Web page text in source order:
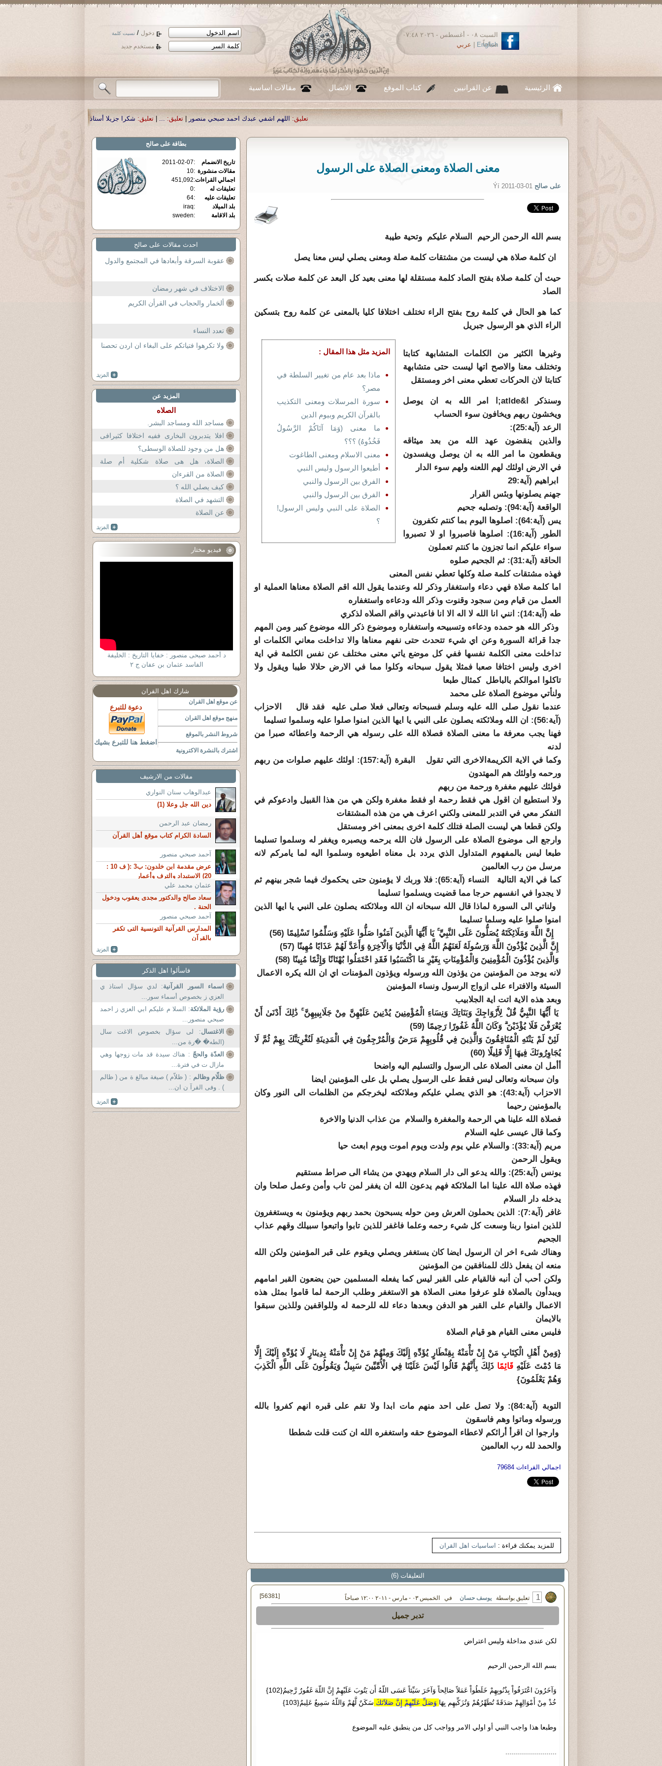
دخول / نسيت كلمة
مستخدم جديد
السبت ٠٨ - أغسطس - ٢٠٢٦ ٠٧:٤٨
صباحاً
English عربي
الرئيسية عن القرانيين كتاب الموقع الاتصال مقالات اساسية
اللهم اشفي عبدك احمد صبحي منصور|تعليق: ...
|تعليق: شكرا جزيلا أستاذ حمد الحمد .أكرمكم الله .|تعليق:
معنى الصلاة ومعنى الصلاة على الرسول
على صالح Ýí 2011-03-01
بسم الله الرحمن الرحيم السلام عليكم وتحية طيبة
ان كلمة صلاة هي ليست من مشتقات كلمة صلة ومعنى يصلي ليس معنا يصل
حيث أن كلمة صلاة بفتح الصاد كلمة مستقلة لها معنى بعيد كل البعد عن كلمة صلات بكسر
الصاد
كما هو الحال في كلمة روح بفتح الراء تختلف اختلافا كليا بالمعنى عن كلمة روح بتسكين
الراء الذي هو الرسول جبريل
المزيد مثل هذا المقال :
ماذا بعد عام من تغيير السلطة في
مصر؟
سورة المرسلات ومعنى التكذيب
بالقرآن الكريم وبيوم الدين
ما معنى (وَمَا آتَاكُمْ الرَّسُولُ
فَخُذُوهُ) ؟؟؟
معنى الاسلام ومعنى الطاغوت
أطيعوا الرسول وليس النبي
الفرق بين الرسول والنبي
الفرق بين الرسول والنبي
الصلاة على النبي وليس الرسول!
؟
وغيرها الكثير من الكلمات المتشابهة كتابتا
وتختلف معنا والاصح اتها ليست حتى متشابهة
كتابتا لان الحركات تعطي معنى اخر ومستقل
وسنذكر ا&atlde;ا امر الله به ان يوصل
ويخشون ربهم ويخافون سوء الحساب
الرعد (آية:25):
والذين ينقضون عهد الله من بعد ميثاقه
ويقطعون ما امر الله به ان يوصل ويفسدون
في الارض اولئك لهم اللعنه ولهم سوء الدار
ابراهيم (آية:29
جهنم يصلونها وبئس القرار
الواقعة (آية:94): وتصليه جحيم
يس (آية:64): اصلوها اليوم بما كنتم تكفرون
الطور (آية:16): اصلوها فاصبروا او لا تصبروا
سواء عليكم انما تجزون ما كنتم تعملون
الحاقة (آية:31): ثم الجحيم صلوه
فهذه مشتقات كلمة صلة وكلها تعطي نفس المعنى
اما كلمة صلاة فهي دعاء واستغفار وذكر لله وعندما يقول الله اقم الصلاة معناها العملية او
العمل من قيام ومن سجود وقنوت وذكر الله ودعاءه واستغفاره
طه (آية:14): انني انا الله لا اله الا انا فاعبدني واقم الصلاه لذكري
وذكر الله هو حمده ودعاءه وتسبيحه واستغفاره وموضوع ذكر الله موضوع كبير ومن المهم
جدا قرائة السورة وعن اي شيء تتحدث حتى نفهم معناها والا تداخلت معاني الكلمات او
تداخلت معنى الكلمة نفسها ففي كل موضع ياتي معنى مختلف عن نفس الكلمة في اية
اخرى وليس اختافا صعبا فمثلا يقول سبحانه وكلوا مما في الارض حلالا طيبا ويقول ولا
تاكلوا اموالكم بالباطل كمثال طبعا
ولنأتي موضوع الصلاة على محمد
عندما نقول صلى الله عليه وسلم فسبحانه وتعالى فعلا صلى عليه فقد قال الاحزاب
(آية:56): ان الله وملائكته يصلون على النبي يا ايها الذين امنوا صلوا عليه وسلموا تسليما
فهنا يجب معرفة ما معنى الصلاة فصلاة الله على رسوله هي الرحمة واعطائه صبرا من
لدنه
وكما في الاية الكريمةالاخرى التي تقول البقرة (آية:157): اولئك عليهم صلوات من ربهم
ورحمه واولئك هم المهتدون
فولئك عليهم مغفرة ورحمة من ربهم
ولا استطيع ان اقول هي فقط رحمة او فقط مغفرة ولكن هي من هذا القبيل وادعوكم في
التفكر معي في التدبر للمعنى ولكني اعرف هي من هذه المشتقات
ولكن قطعا هي ليست الصلة فتلك كلمة اخرى بمعنى اخر ومستقل
وارجع الى موضوع الصلاة على الرسول فان الله يرحمه ويصبره ويغفر له وسلموا تسليما
طبعا ليس بالمفهوم المتداول الذي يردد بل معناه اطيعوه وسلموا اليه لما يامركم لانه
مرسل من رب العالمين
كما في الاية التالية النساء (آية:65): فلا وربك لا يؤمنون حتى يحكموك فيما شجر بينهم ثم
لا يجدوا في انفسهم حرجا مما قضيت ويسلموا تسليما
ولناتي الى السورة لماذا قال الله سبحانه ان الله وملائكته يصلون على النبي يا ايها الذين
امنوا صلوا عليه وسلما تسليما
إِنَّ اللَّهَ وَمَلَائِكَتَهُ يُصَلُّونَ عَلَى النَّبِيِّ ۚ يَا أَيُّهَا الَّذِينَ آمَنُوا صَلُّوا عَلَيْهِ وَسَلِّمُوا تَسْلِيمًا (56)
إِنَّ الَّذِينَ يُؤْذُونَ اللَّهَ وَرَسُولَهُ لَعَنَهُمُ اللَّهُ فِي الدُّنْيَا وَالْآخِرَةِ وَأَعَدَّ لَهُمْ عَذَابًا مُهِينًا (57)
وَالَّذِينَ يُؤْذُونَ الْمُؤْمِنِينَ وَالْمُؤْمِنَاتِ بِغَيْرِ مَا اكْتَسَبُوا فَقَدِ احْتَمَلُوا بُهْتَانًا وَإِثْمًا مُبِينًا (58)
لانه يوجد من المؤمنين من يؤذون الله ورسوله ويؤذون المؤمنات اي ان الله يكره الاعمال
السيئة والافتراء على ازواج الرسول ونساء المؤمنين
وبعد هذه الاية اتت اية الجلابيب
يَا أَيُّهَا النَّبِيُّ قُلْ لِأَزْوَاجِكَ وَبَنَاتِكَ وَنِسَاءِ الْمُؤْمِنِينَ يُدْنِينَ عَلَيْهِنَّ مِنْ جَلَابِيبِهِنَّ ۚ ذَٰلِكَ أَدْنَىٰ أَنْ
يُعْرَفْنَ فَلَا يُؤْذَيْنَ ۗ وَكَانَ اللَّهُ غَفُورًا رَحِيمًا (59)
لَئِنْ لَمْ يَنْتَهِ الْمُنَافِقُونَ وَالَّذِينَ فِي قُلُوبِهِمْ مَرَضٌ وَالْمُرْجِفُونَ فِي الْمَدِينَةِ لَنُغْرِيَنَّكَ بِهِمْ ثُمَّ لَا
يُجَاوِرُونَكَ فِيهَا إِلَّا قَلِيلًا (60)
أأمل ان معنى الصلاة على الرسول والتسليم اليه واضحا
وان سبحانه وتعالى ليس فقط على الرسول يصلي بل على المؤمنين ايضا
الاحزاب (آية:43): هو الذي يصلي عليكم وملائكته ليخرجكم من الظلمات الى النور وكان
بالمؤمنين رحيما
فصلاة الله علينا هي الرحمة والمغفرة والسلام من عذاب الدنيا والاخرة
وكما قال عيسى عليه السلام
مريم (آية:33): والسلام علي يوم ولدت ويوم اموت ويوم ابعث حيا
ويقول الرحمن
يونس (آية:25): والله يدعو الى دار السلام ويهدي من يشاء الى صراط مستقيم
فهذه صلاة الله علينا اما الملائكة فهم يدعون الله ان يغفر لمن تاب وأمن وعمل صلحا وان
يدخله دار السلام
غافر (آية:7): الذين يحملون العرش ومن حوله يسبحون بحمد ربهم ويؤمنون به ويستغفرون
للذين امنوا ربنا وسعت كل شيء رحمه وعلما فاغفر للذين تابوا واتبعوا سبيلك وقهم عذاب
الجحيم
وهناك شىء اخر ان الرسول ايضا كان يستغفر ويصلي ويقوم على قبر المؤمنين ولكن الله
منعه ان يفعل ذلك للمنافقين من المؤمنين
ولكن أحب أن أنبه فالقيام على القبر ليس كما يفعله المسلمين حين يضعون القبر امامهم
ويبدأون بالصلاة فلو عرفوا معنى الصلاة هو الاستغفر وطلب الرحمة لما قاموا بمثل هذه
الاعمال والقيام على القبر هو الدفن وبعدها دعاء لله للرحمة له وللواقفين وللذين سبقوا
بالايمان
فليس معنى القيام هو قيام الصلاة
{وَمِنْ أَهْلِ الْكِتَابِ مَنْ إِنْ تَأْمَنْهُ بِقِنْطَارٍ يُؤَدِّهِ إِلَيْكَ وَمِنْهُمْ مَنْ إِنْ تَأْمَنْهُ بِدِينَارٍ لَا يُؤَدِّهِ إِلَيْكَ إِلَّا
مَا دُمْتَ عَلَيْهِ قَائِمًاذَلِكَ بِأَنَّهُمْ قَالُوا لَيْسَ عَلَيْنَا فِي الْأُمِّيِّينَ سَبِيلٌ وَيَقُولُونَ عَلَى اللَّهِ الْكَذِبَ
وَهُمْ يَعْلَمُونَ}
التوبة (آية:84): ولا تصل على احد منهم مات ابدا ولا تقم على قبره انهم كفروا بالله
ورسوله وماتوا وهم فاسقون
وارجوا ان اقرأ أرائكم لاعطاء الموضوع حقه واستغفره الله ان كنت قلت شططا
والحمد لله رب العالمين
اجمالي القراءات 79684
للمزيد يمكنك قراءة : اساسيات اهل القران
التعليقات (6)
1 تعليق بواسطة يوسف حسان في الخميس ٠٣ - مارس - ٢٠١١ ١٢:٠٠ صباحاً [56381]
تدبر جميل
لكن عندي مداخلة وليس اعتراض
بسم الله الرحمن الرحيم
وَآخَرُونَ اعْتَرَفُواْ بِذُنُوبِهِمْ خَلَطُواْ عَمَلاً صَالِحاً وَآخَرَ سَيِّئاً عَسَى اللّهُ أَن يَتُوبَ عَلَيْهِمْ إِنَّ اللّهَ غَفُورٌ رَّحِيمٌ{102}
خُذْ مِنْ أَمْوَالِهِمْ صَدَقَةً تُطَهِّرُهُمْ وَتُزَكِّيهِم بِهَا وَصَلِّ عَلَيْهِمْ إِنَّ صَلاَتَكَ سَكَنٌ لَّهُمْ وَاللّهُ سَمِيعٌ عَلِيمٌ{103}
وطبعا هذا واجب النبي أو اولي الامر وواجب كل من ينطبق عليه الموضوع
بطاقة على صالح
تاريخ الانضمام :
2011-02-07
مقالات منشورة :
10
اجمالي القراءات:
451,092
تعليقات له
:
0
تعليقات عليه
:
64
بلد الميلاد
:
iraq
بلد الاقامة
:
sweden
احدث مقالات على صالح
عقوبة السرقة وأبعادها في المجتمع والدول
الاختلاف في شهر رمضان
ألخمار والحجاب في القرأن الكريم
تعدد النساء
ولا تكرهوا فتياتكم على البغاء ان اردن تحصنا
المزيد عن
الصلاه
مساجد الله ومساجد البشر.
افلا يتدبرون البخارى ففيه اختلافا كثيرافى
الصلاة
هل من وجود للصلاة الوسطى؟
الصلاة، هل هى صلاة شكلية أم صلة
موضوعية؟
الصلاة من القرءان
كيف يصلي الله ؟
التشهد في الصلاة
عن الصلاة
فيديو مختار
د أحمد صبحى منصور : خفايا التاريخ : الخليفة
الفاسد عثمان بن عفان ج ٢
شارك اهل القران
عن موقع اهل القران
منهج موقع اهل القران
شروط النشر بالموقع
اشترك بالنشرة الاكترونية
دعوة للتبرع
اضغط هنا للتبرع بشيك
مقالات من الارشيف
عبدالوهاب سنان النواري
دين الله جل وعلا (1)
رمضان عبد الرحمن
السادة الكرام كتاب موقع أهل القرآن
آحمد صبحي منصور
عرض مقدمة ابن خلدون: ب3 :( ف 10 :
20) الاستبداد والترف وأعمار
عثمان محمد علي
سعاد صالح والدكتور مجدى يعقوب ودخول
الجنة .
آحمد صبحي منصور
المدارس القرآنية التونسية التى تكفر
بالقرآن
فاسألوا اهل الذكر
اسماء السور القرآنية: لدي سؤال استاذ ي
العزي ز بخصوص أسماء سور...
رؤية الملائكة: السلا م عليكم ابي العزي ز احمد
صبحي منصور...
الاغتسال: لى سؤال بخصوص الاغت سال
(الطه� �رة من...
العدّة والحجّ : هناك سيدة قد مات زوجها وهي
مازال ت في فترة...
ظلّام وظالم : ( ظلاّم ) صيغة مبالغ ة من ( ظالم
) . وفى القرآ ن ان...